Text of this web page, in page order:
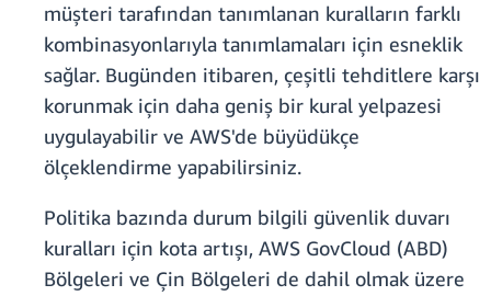
müşteri tarafından tanımlanan kuralların farklı
kombinasyonlarıyla tanımlamaları için esneklik
sağlar. Bugünden itibaren, çeşitli tehditlere karşı
korunmak için daha geniş bir kural yelpazesi
uygulayabilir ve AWS'de büyüdükçe
ölçeklendirme yapabilirsiniz.
Politika bazında durum bilgili güvenlik duvarı
kuralları için kota artışı, AWS GovCloud (ABD)
Bölgeleri ve Çin Bölgeleri de dahil olmak üzere